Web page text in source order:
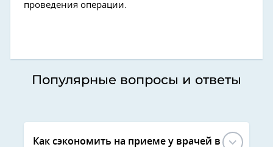
проведения операции.
Популярные вопросы и ответы
Как сэкономить на приеме у врачей в